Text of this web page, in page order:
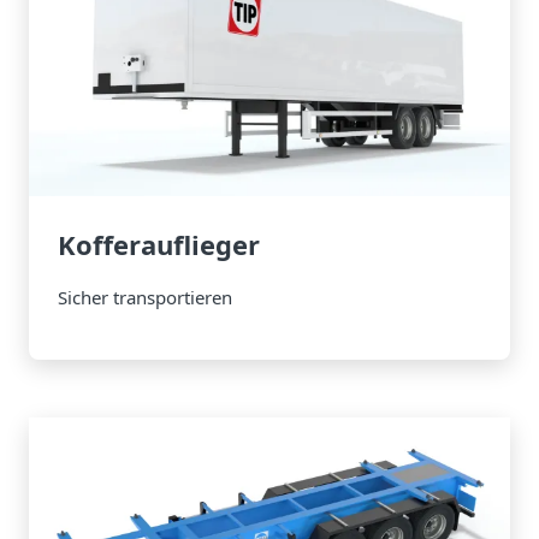
Kofferauflieger
Sicher transportieren